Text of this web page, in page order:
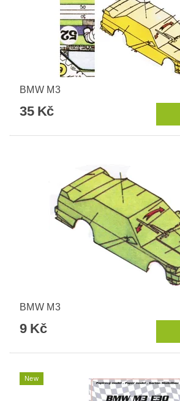
BMW M3
35 Kč
BMW M3
9 Kč
New